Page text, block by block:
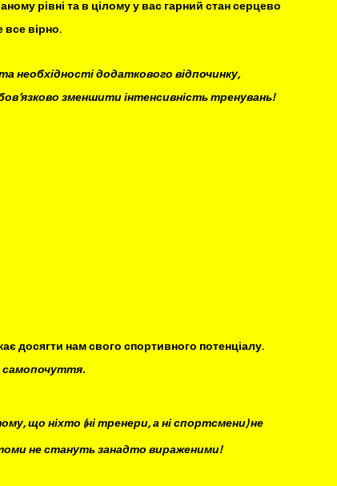
рівні та в цілому у вас гарний стан серцево
все вірно.
необхідності додаткового відпочинку,
зменшити інтенсивність тренувань!
досягти нам свого спортивного потенціалу.
самопочуття.
що ніхто (ні тренери, а ні спортсмени) не
не стануть занадто вираженими!